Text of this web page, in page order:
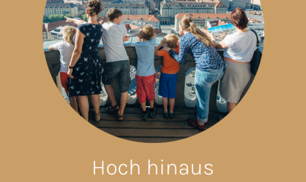
Hoch hinaus